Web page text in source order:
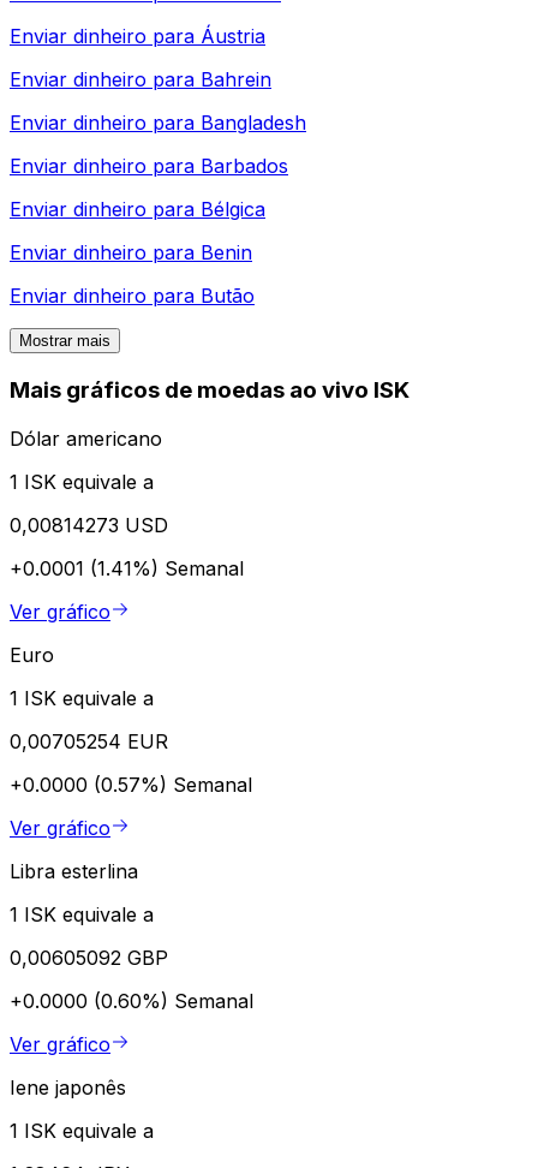
Enviar dinheiro para Áustria
Enviar dinheiro para Bahrein
Enviar dinheiro para Bangladesh
Enviar dinheiro para Barbados
Enviar dinheiro para Bélgica
Enviar dinheiro para Benin
Enviar dinheiro para Butão
Mostrar mais
Mais gráficos de moedas ao vivo ISK
Dólar americano
1 ISK equivale a
0,00814273 USD
+0.0001 (1.41%) Semanal
Ver gráfico
Euro
1 ISK equivale a
0,00705254 EUR
+0.0000 (0.57%) Semanal
Ver gráfico
Libra esterlina
1 ISK equivale a
0,00605092 GBP
+0.0000 (0.60%) Semanal
Ver gráfico
Iene japonês
1 ISK equivale a